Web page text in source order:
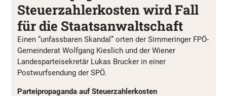
Steuerzahlerkosten wird Fall
für die Staatsanwaltschaft
Einen “unfassbaren Skandal” orten der Simmeringer FPÖ-
Gemeinderat Wolfgang Kieslich und der Wiener
Landesparteisekretär Lukas Brucker in einer
Postwurfsendung der SPÖ.
Parteipropaganda auf Steuerzahlerkosten